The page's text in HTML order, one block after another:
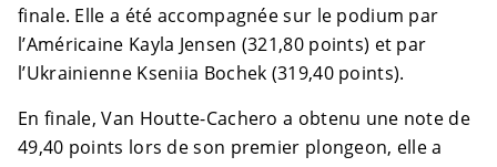
finale. Elle a été accompagnée sur le podium par
l’Américaine Kayla Jensen (321,80 points) et par
l’Ukrainienne Kseniia Bochek (319,40 points).
En finale, Van Houtte-Cachero a obtenu une note de
49,40 points lors de son premier plongeon, elle a